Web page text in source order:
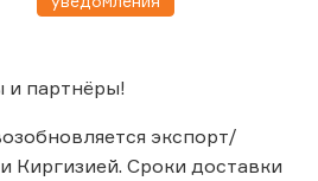
и партнёры!
экспорт/
Киргизией. Сроки доставки